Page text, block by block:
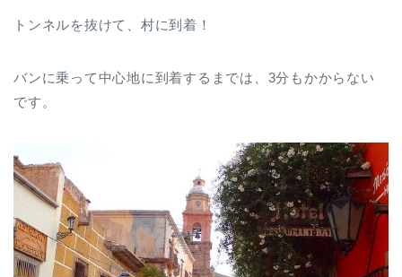
トンネルを抜けて、村に到着！
バンに乗って中心地に到着するまでは、3分もかからない
です。